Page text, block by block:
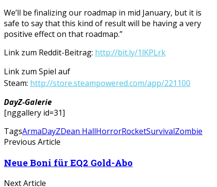
We’ll be finalizing our roadmap in mid January, but it is
safe to say that this kind of result will be having a very
positive effect on that roadmap.”
Link zum Reddit-Beitrag: http://bit.ly/1lKPLrk
Link zum Spiel auf
Steam: http://store.steampowered.com/app/221100
DayZ-Galerie
[nggallery id=31]
TagsArmaDayZDean HallHorrorRocketSurvivalZombie
Previous Article
Neue Boni für EQ2 Gold-Abo
Next Article